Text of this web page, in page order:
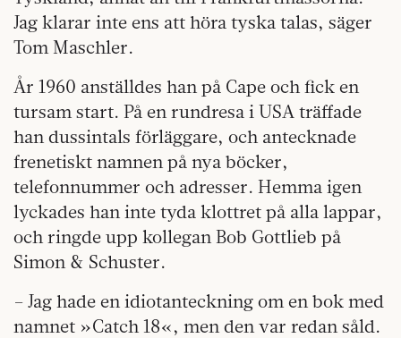
Jag klarar inte ens att höra tyska talas, säger
Tom Maschler.
År 1960 anställdes han på Cape och fick en
tursam start. På en rundresa i USA träffade
han dussintals förläggare, och antecknade
frenetiskt namnen på nya böcker,
telefonnummer och adresser. Hemma igen
lyckades han inte tyda klottret på alla lappar,
och ringde upp kollegan Bob Gottlieb på
Simon & Schuster.
– Jag hade en idiotanteckning om en bok med
namnet »Catch 18«, men den var redan såld.